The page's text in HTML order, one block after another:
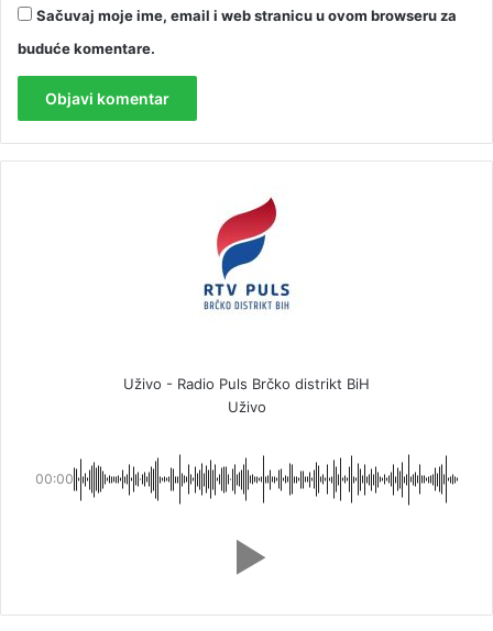
Sačuvaj moje ime, email i web stranicu u ovom browseru za
buduće komentare.
Uživo - Radio Puls Brčko distrikt BiH
Uživo
00:00